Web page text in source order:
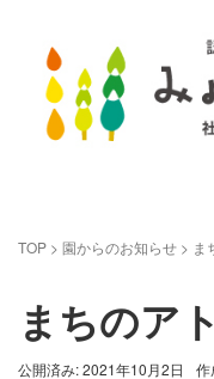
TOP > 園からのお知らせ > ま
まちのア
公開済み: 2021年10月2日 作